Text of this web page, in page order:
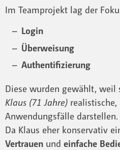
Im Teamprojekt lag der
Login
Überweisung
Authentifizierung
Diese wurden gewählt, weil
Klaus (71 Jahre)
Anwendungsfälle darstellen.
Da Klaus eher konservativ
Vertrauen und einfache